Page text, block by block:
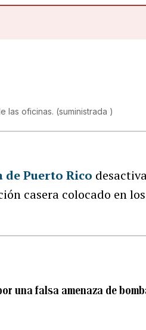
las oficinas. (suministrada )
de Puerto Rico
casera colocado en
una falsa amenaza de